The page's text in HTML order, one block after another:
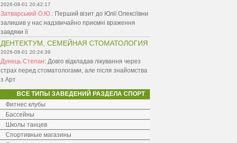
2026-08-01 20:42:17
Затварський О.Ю.: Перший візит до Юлії Олексіївни
залишив у нас надзвичайно приємні враження
завдяки її
ДЕНТЕКТУМ, СЕМЕЙНАЯ СТОМАТОЛОГИЯ
2026-08-01 20:24:39
Дунець Степан: Довго відкладав лікування через
страх перед стоматологами, але після знайомства
з Арт
ВСЕ ТИПЫ ЗАВЕДЕНИЙ РАЗДЕЛА СПОРТ
Фитнес клубы
Бассейны
Школы танцев
Cпортивные магазины